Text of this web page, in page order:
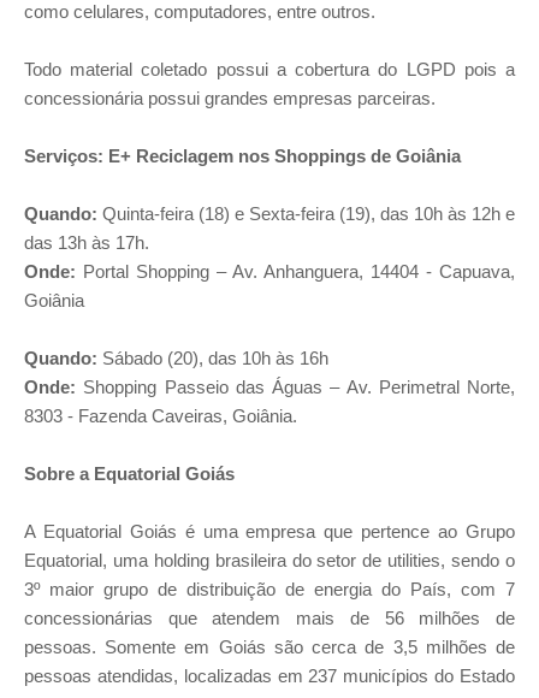
como celulares, computadores, entre outros.
Todo material coletado possui a cobertura do LGPD pois a
concessionária possui grandes empresas parceiras.
Serviços: E+ Reciclagem nos Shoppings de Goiânia
Quando: Quinta-feira (18) e Sexta-feira (19), das 10h às 12h e
das 13h às 17h.
Onde: Portal Shopping – Av. Anhanguera, 14404 - Capuava,
Goiânia
Quando: Sábado (20), das 10h às 16h
Onde: Shopping Passeio das Águas – Av. Perimetral Norte,
8303 - Fazenda Caveiras, Goiânia.
Sobre a Equatorial Goiás
A Equatorial Goiás é uma empresa que pertence ao Grupo
Equatorial, uma holding brasileira do setor de utilities, sendo o
3º maior grupo de distribuição de energia do País, com 7
concessionárias que atendem mais de 56 milhões de
pessoas. Somente em Goiás são cerca de 3,5 milhões de
pessoas atendidas, localizadas em 237 municípios do Estado